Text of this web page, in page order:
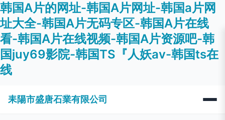
韩国A片的网址-韩国A片网址-韩国a片网
址大全-韩国A片无码专区-韩国A片在线
看-韩国A片在线视频-韩国A片资源吧-韩
国juy69影院-韩国TS『人妖av-韩国ts在
线
耒陽市盛唐石業有限公司